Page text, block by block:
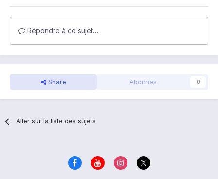
Répondre à ce sujet…
Share Abonnés 0
Aller sur la liste des sujets